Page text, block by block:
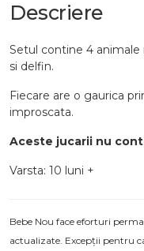
Descriere
Setul contine 4 animale
si delfin.
Fiecare are o gaurica
improscata.
Aceste jucarii nu
Varsta: 10 luni +
Bebe Nou face eforturi
actualizate. Excepții pentru